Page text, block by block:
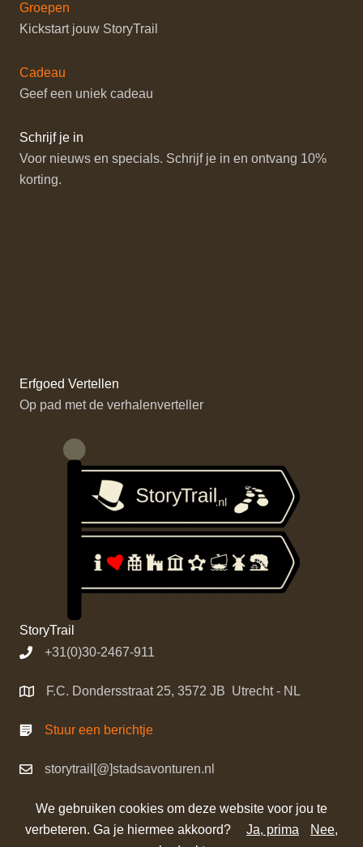
Groepen
Kickstart jouw StoryTrail
Cadeau
Geef een uniek cadeau
Schrijf je in
Voor nieuws en specials. Schrijf je in en ontvang 10%
korting.
Erfgoed Vertellen
Op pad met de verhalenverteller
StoryTrail
+31(0)30-2467-911
F.C. Dondersstraat 25, 3572 JB Utrecht - NL
Stuur een berichtje
storytrail[@]stadsavonturen.nl
We gebruiken cookies om deze website voor jou te
verbeteren. Ga je hiermee akkoord?
Ja, prima
Nee,